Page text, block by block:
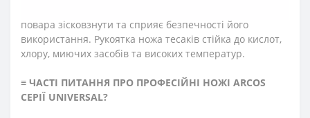
повара зісковзнути та сприяє безпечності його
використання. Рукоятка ножа тесаків стійка до кислот,
хлору, миючих засобів та високих температур.
≡ ЧАСТІ ПИТАННЯ ПРО ПРОФЕСІЙНІ НОЖІ ARCOS
СЕРІЇ UNIVERSAL?